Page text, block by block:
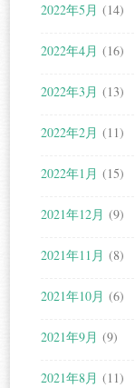
2022年5月 (14)
2022年4月 (16)
2022年3月 (13)
2022年2月 (11)
2022年1月 (15)
2021年12月 (9)
2021年11月 (8)
2021年10月 (6)
2021年9月 (9)
2021年8月 (11)